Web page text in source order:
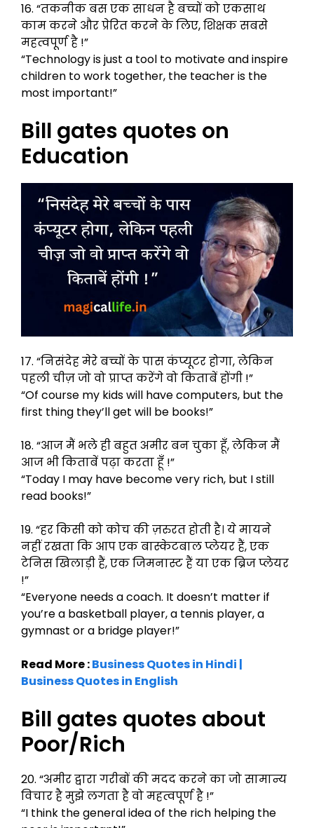
16. “तकनीक बस एक साधन है बच्चों को एकसाथ
काम करने और प्रेरित करने के लिए, शिक्षक सबसे
महत्वपूर्ण है !”
“Technology is just a tool to motivate and inspire
children to work together, the teacher is the
most important!”
Bill gates quotes on
Education
17. “निसंदेह मेरे बच्चों के पास कंप्यूटर होगा, लेकिन
पहली चीज़ जो वो प्राप्त करेंगे वो किताबें होंगी !”
“Of course my kids will have computers, but the
first thing they’ll get will be books!”
18. “आज मैं भले ही बहुत अमीर बन चुका हूँ, लेकिन मैं
आज भी किताबें पढ़ा करता हूँ !”
“Today I may have become very rich, but I still
read books!”
19. “हर किसी को कोच की ज़रुरत होती है। ये मायने
नहीं रखता कि आप एक बास्केटबाल प्लेयर हैं, एक
टेनिस खिलाड़ी हैं, एक जिमनास्ट हैं या एक ब्रिज प्लेयर
!”
“Everyone needs a coach. It doesn’t matter if
you’re a basketball player, a tennis player, a
gymnast or a bridge player!”
Read More :Business Quotes in Hindi |
Business Quotes in English
Bill gates quotes about
Poor/Rich
20. “अमीर द्वारा गरीबों की मदद करने का जो सामान्य
विचार है मुझे लगता है वो महत्वपूर्ण है !”
“I think the general idea of ​​the rich helping the